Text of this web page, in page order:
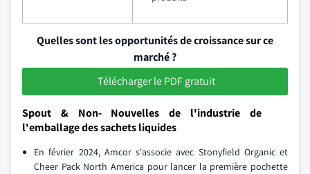
Quelles sont les opportunités de croissance sur ce
marché ?
Télécharger le PDF gratuit
Spout & Non- Nouvelles de l'industrie de
l'emballage des sachets liquides
En février 2024, Amcor s'associe avec Stonyfield Organic et
Cheer Pack North America pour lancer la première pochette